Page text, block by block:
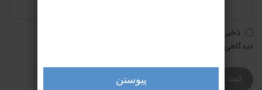
ذخیره نام، ایمیل و وبسایت من در مرورگر برای زمانی که دوباره
دیدگاهی می‌نویسم.
پیوستن